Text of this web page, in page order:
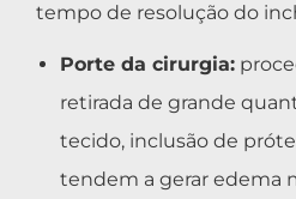
tempo de resolução do
Porte da cirurgia:
retirada de grande
tecido, inclusão de
tendem a gerar edema